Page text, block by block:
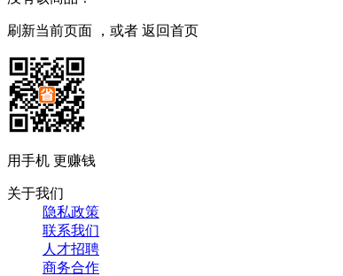
刷新当前页面 ，或者 返回首页
用手机 更赚钱
关于我们
隐私政策
联系我们
人才招聘
商务合作